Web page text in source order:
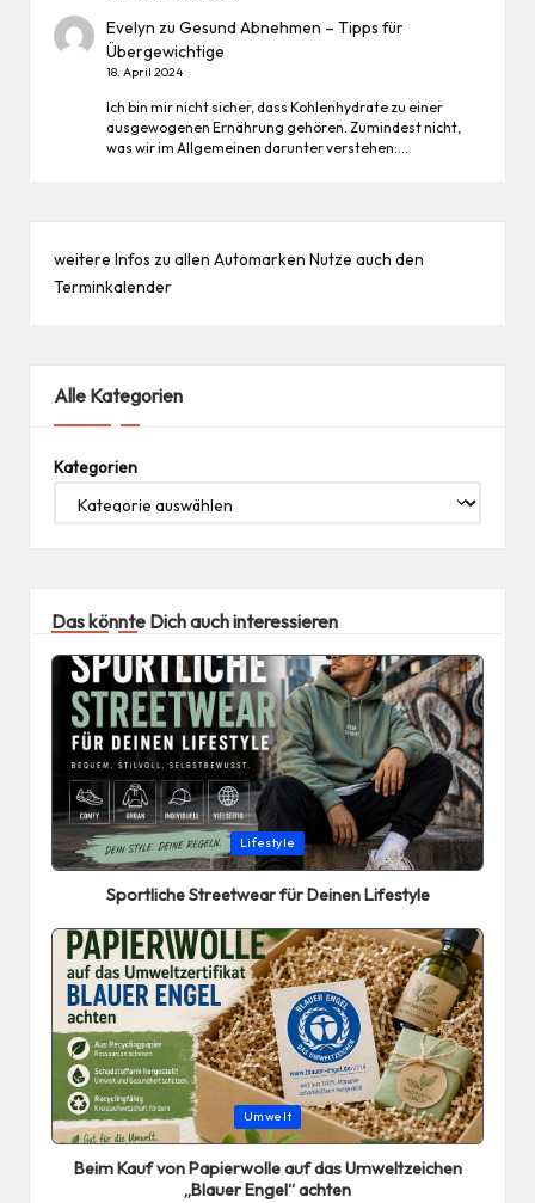
Evelyn zuGesund Abnehmen – Tipps für
Übergewichtige
18. April 2024
Ich bin mir nicht sicher, dass Kohlenhydrate zu einer
ausgewogenen Ernährung gehören. Zumindest nicht,
was wir im Allgemeinen darunter verstehen:…
weitere Infos zu allen Automarken Nutze auch den
Terminkalender
Alle Kategorien
Kategorien
Das könnte Dich auch interessieren
Posted
in
Lifestyle
Sportliche Streetwear für Deinen Lifestyle
Posted
in
Umwelt
Beim Kauf von Papierwolle auf das Umweltzeichen
„Blauer Engel“ achten